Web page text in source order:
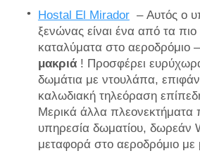
Hostal El Mirador– Αυτός ο
ξενώνας είναι ένα από τα πιο
καταλύματα στο αεροδρόμιο –
μακριά! Προσφέρει
δωμάτια με ντουλάπα,
καλωδιακή τηλεόραση
Μερικά άλλα πλεονεκτήματα
υπηρεσία δωματίου, δωρεάν
μεταφορά στο αεροδρόμιο